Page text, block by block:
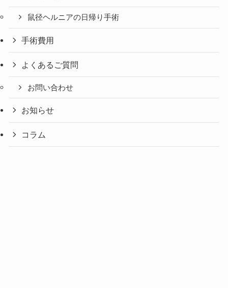
鼠径ヘルニアの日帰り手術
手術費用
よくあるご質問
お問い合わせ
お知らせ
コラム